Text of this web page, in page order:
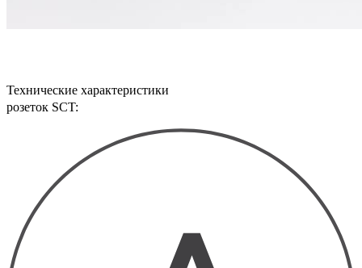
Технические характеристики
розеток SCT: